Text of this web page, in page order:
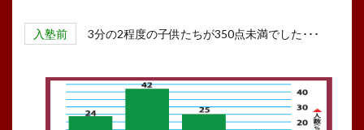
入塾前 3分の2程度の子供たちが350点未満でした･･･